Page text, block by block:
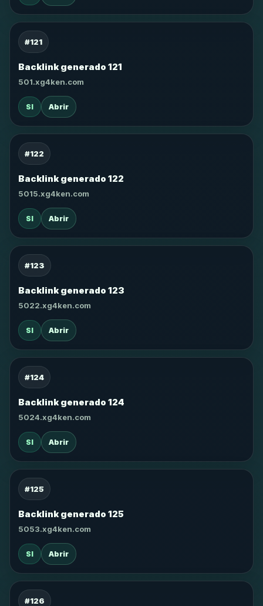
#121
Backlink generado 121
501.xg4ken.com
SI Abrir
#122
Backlink generado 122
5015.xg4ken.com
SI Abrir
#123
Backlink generado 123
5022.xg4ken.com
SI Abrir
#124
Backlink generado 124
5024.xg4ken.com
SI Abrir
#125
Backlink generado 125
5053.xg4ken.com
SI Abrir
#126